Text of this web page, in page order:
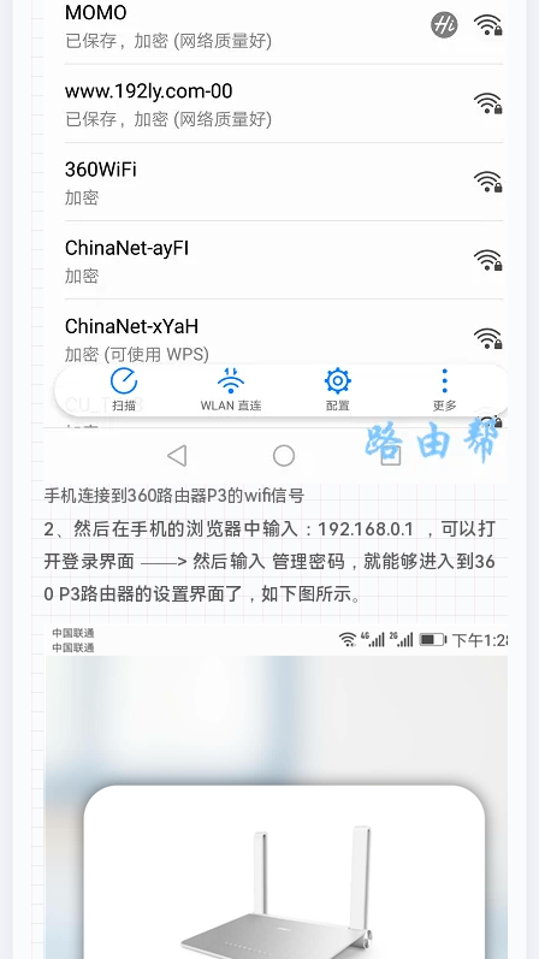
手机连接到360路由器P3的wifi信号
2、然后在手机的浏览器中输入：192.168.0.1 ，可以打
开登录界面 ——> 然后输入 管理密码，就能够进入到36
0 P3路由器的设置界面了，如下图所示。